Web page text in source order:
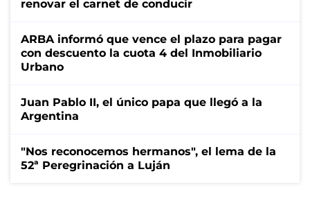
renovar el carnet de conducir
ARBA informó que vence el plazo para pagar
con descuento la cuota 4 del Inmobiliario
Urbano
Juan Pablo II, el único papa que llegó a la
Argentina
"Nos reconocemos hermanos", el lema de la
52ª Peregrinación a Luján